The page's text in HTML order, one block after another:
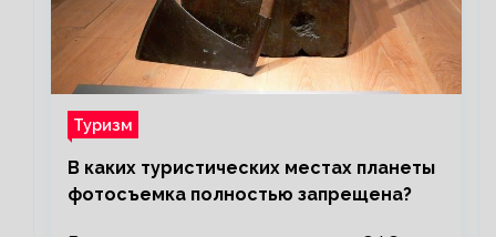
Туризм
В каких туристических местах планеты
фотосъемка полностью запрещена?